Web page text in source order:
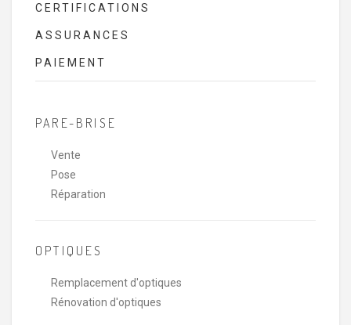
CERTIFICATIONS
ASSURANCES
PAIEMENT
PARE-BRISE
Vente
Pose
Réparation
OPTIQUES
Remplacement d'optiques
Rénovation d'optiques